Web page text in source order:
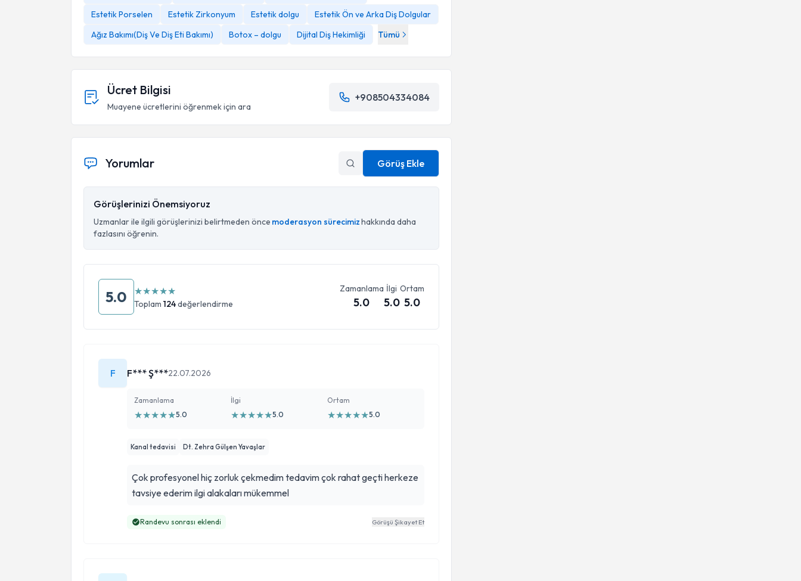
Estetik Porselen
Estetik Zirkonyum Estetik dolgu
Estetik Ön ve Arka Diş Dolgular
Ağız Bakımı(Diş Ve Diş Eti Bakımı)
Botox – dolgu Dijital Diş Hekimliği Tümü
Ücret Bilgisi
Muayene ücretlerini öğrenmek için ara
+908504334084
Yorumlar Görüş Ekle
Görüşlerinizi Önemsiyoruz
Uzmanlar ile ilgili görüşlerinizi belirtmeden önce moderasyon sürecimizhakkında daha
fazlasını öğrenin.
5.0 ★★★★★
Toplam 124değerlendirme
Zamanlama
5.0
İlgi
5.0
Ortam
5.0
F F*** Ş***22.07.2026
Zamanlama
★★★★★5.0
İlgi
★★★★★5.0
Ortam
★★★★★5.0
Kanal tedavisi Dt. Zehra Gülşen Yavaşlar
Çok profesyonel hiç zorluk çekmedim tedavim çok rahat geçti herkeze
tavsiye ederim ilgi alakaları mükemmel
Randevu sonrası eklendi Görüşü Şikayet Et